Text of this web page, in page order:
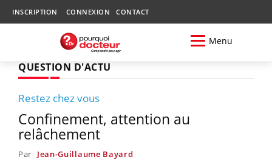
INSCRIPTION CONNEXION CONTACT
Menu
QUESTION D'ACTU
Restez chez vous
Confinement, attention au
relâchement
Par Jean-Guillaume Bayard